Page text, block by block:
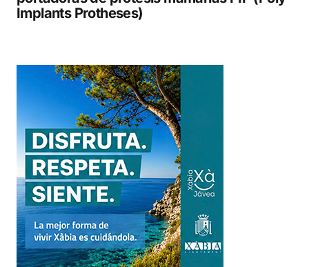
Implants Protheses)